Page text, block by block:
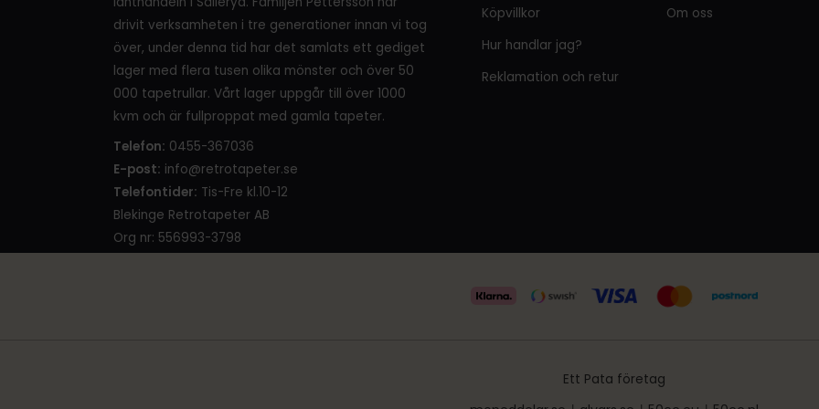
drivit verksamheten i tre generationer innan vi tog
över, under denna tid har det samlats ett gediget
lager med flera tusen olika mönster och över 50
000 tapetrullar. Vårt lager uppgår till över 1000
kvm och är fullproppat med gamla tapeter.
Telefon: 0455-367036
E-post: info@retrotapeter.se
Telefontider: Tis-Fre kl.10-12
Blekinge Retrotapeter AB
Org nr: 556993-3798
Köpvillkor
Hur handlar jag?
Reklamation och retur
Om oss
Ett Pata företag